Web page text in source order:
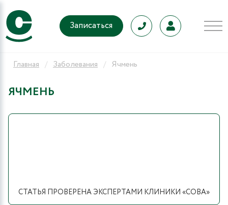
Записаться
Главная Заболевания Ячмень
ЯЧМЕНЬ
СТАТЬЯ ПРОВЕРЕНА ЭКСПЕРТАМИ КЛИНИКИ «СОВА»